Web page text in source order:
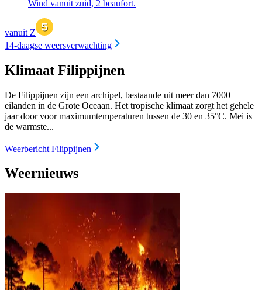
Wind vanuit zuid, 2 beaufort.
vanuit Z
14-daagse weersverwachting
Klimaat Filippijnen
De Filippijnen zijn een archipel, bestaande uit meer dan 7000
eilanden in de Grote Oceaan. Het tropische klimaat zorgt het gehele
jaar door voor maximumtemperaturen tussen de 30 en 35°C. Mei is
de warmste...
Weerbericht Filippijnen
Weernieuws